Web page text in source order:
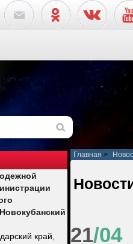
край,
Главная >
21/04